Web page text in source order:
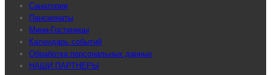
Санатории
Пансионаты
Мини-Гостиницы
Календарь событий
Обработка персональных данных
НАШИ ПАРТНЕРЫ